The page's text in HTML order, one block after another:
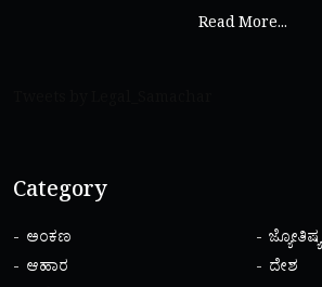
Read More...
Category
ಅಂಕಣ
ಆಹಾರ
ಜ್ಯೋತಿಷ್ಯ
ದೇಶ